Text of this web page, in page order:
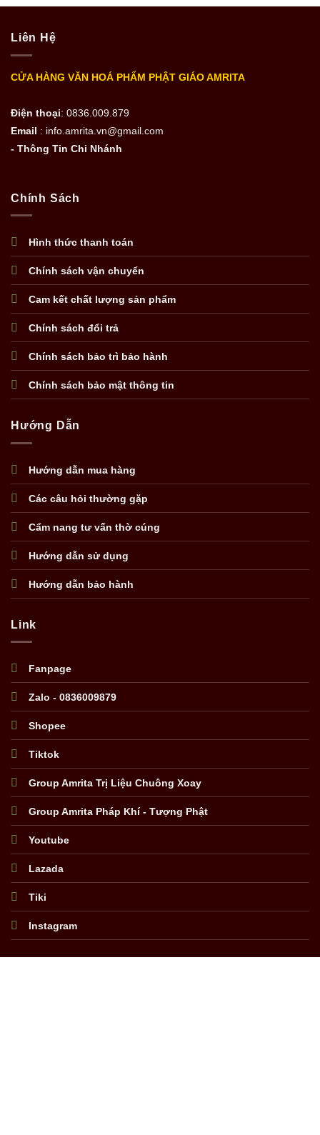
Liên Hệ
CỬA HÀNG VĂN HOÁ PHẨM PHẬT GIÁO AMRITA
Điện thoại: 0836.009.879
Email
: info.amrita.vn@gmail.com
- Thông Tin Chi Nhánh
Chính Sách
Hình thức thanh toán
Chính sách vận chuyển
Cam kết chất lượng sản phẩm
Chính sách đổi trả
Chính sách bảo trì bảo hành
Chính sách bảo mật thông tin
Hướng Dẫn
Hướng dẫn mua hàng
Các câu hỏi thường gặp
Cẩm nang tư vấn thờ cúng
Hướng dẫn sử dụng
Hướng dẫn bảo hành
Link
Fanpage
Zalo - 0836009879
Shopee
Tiktok
Group Amrita Trị Liệu Chuông Xoay
Group Amrita Pháp Khí - Tượng Phật
Youtube
Lazada
Tiki
Instagram